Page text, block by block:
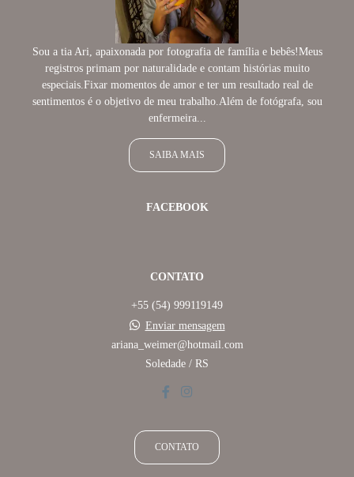
Sou a tia Ari, apaixonada por fotografia de família e bebês!Meus
registros primam por naturalidade e contam histórias muito
especiais.Fixar momentos de amor e ter um resultado real de
sentimentos é o objetivo de meu trabalho.Além de fotógrafa, sou
enfermeira...
SAIBA MAIS
FACEBOOK
CONTATO
+55 (54) 999119149
Enviar mensagem
ariana_weimer@hotmail.com
Soledade / RS
CONTATO